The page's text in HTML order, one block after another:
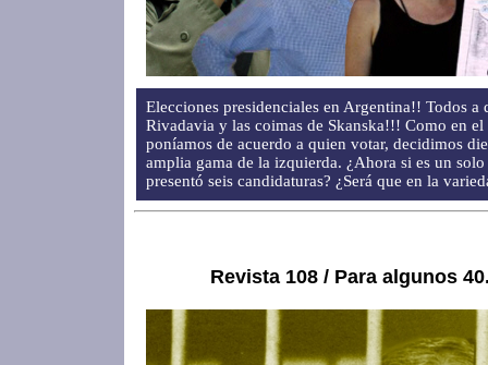
Elecciones presidenciales en Argentina!! Todos a
Rivadavia y las coimas de Skanska!!! Como en
poníamos de acuerdo a quien votar, decidimos
amplia gama de la izquierda. ¿Ahora si es un
presentó seis candidaturas? ¿Será que en la
Revista 108 / Para algunos